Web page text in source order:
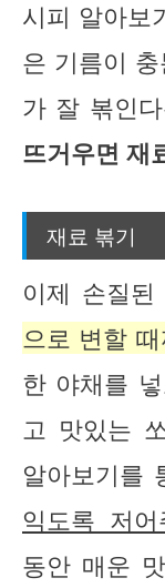
시피 알아보
은 기름이
가 잘 볶인
뜨거우면 재
재료 볶기
이제 손질
으로 변할
한 야채를
고 맛있는
알아보기를
익도록 저
동안 매운